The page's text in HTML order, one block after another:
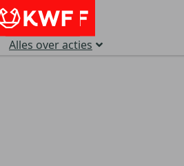
Alles over acties